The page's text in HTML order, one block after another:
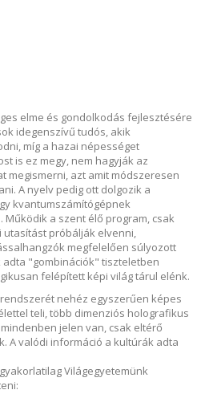
elme és gondolkodás fejlesztésére
idegenszívű tudós, akik
míg a hazai népességet
is ez megy, nem hagyják az
megismerni, azt amit módszeresen
A nyelv pedig ott dolgozik a
kvantumszámítógépnek
a szent élő program, csak
próbálják elvenni,
megfelelően súlyozott
"gombinációk" tiszteletben
felépített képi világ tárul elénk.
nehéz egyszerűen képes
teli, több dimenziós holografikus
jelen van, csak eltérő
A valódi információ a kultúrák adta
Világegyetemünk